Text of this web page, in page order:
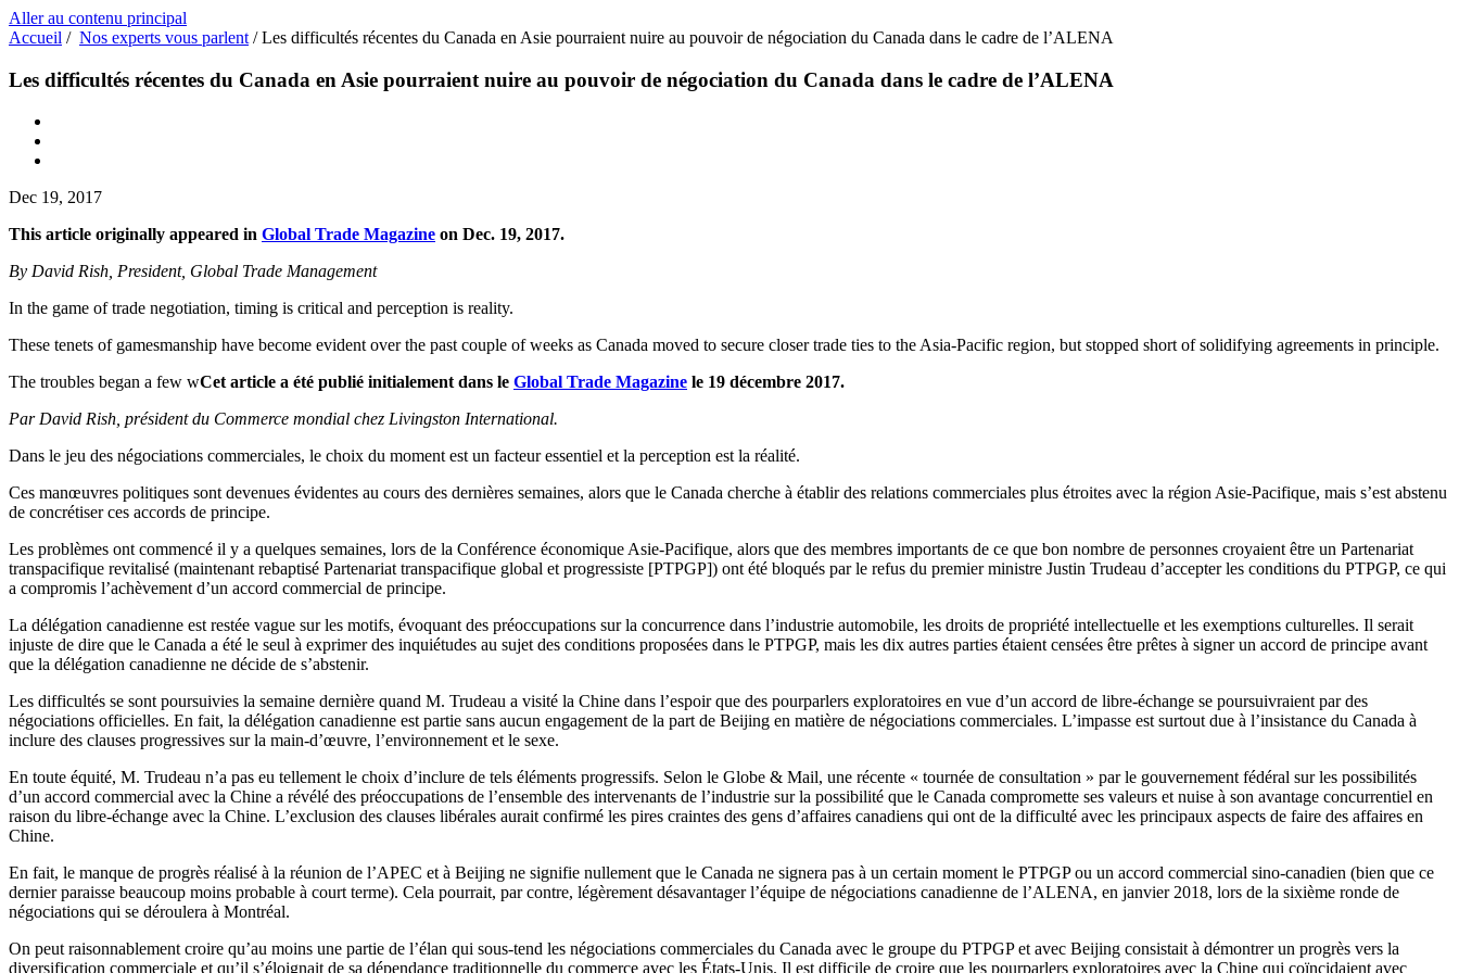
Aller au contenu principal
Accueil / Nos experts vous parlent /Les difficultés récentes du Canada en Asie pourraient nuire au pouvoir de négociation du Canada dans le cadre de l’ALENA
Les difficultés récentes du Canada en Asie pourraient nuire au pouvoir de négociation du Canada dans le cadre de l’ALENA
Dec 19, 2017
This article originally appeared in Global Trade Magazine on Dec. 19, 2017.
By David Rish, President, Global Trade Management
In the game of trade negotiation, timing is critical and perception is reality.
These tenets of gamesmanship have become evident over the past couple of weeks as Canada moved to secure closer trade ties to the Asia-Pacific region, but stopped short of solidifying agreements in principle.
The troubles began a few wCet article a été publié initialement dans le Global Trade Magazine le 19 décembre 2017.
Par David Rish, président du Commerce mondial chez Livingston International.
Dans le jeu des négociations commerciales, le choix du moment est un facteur essentiel et la perception est la réalité.
Ces manœuvres politiques sont devenues évidentes au cours des dernières semaines, alors que le Canada cherche à établir des relations commerciales plus étroites avec la région Asie-Pacifique, mais s’est abstenu
de concrétiser ces accords de principe.
Les problèmes ont commencé il y a quelques semaines, lors de la Conférence économique Asie-Pacifique, alors que des membres importants de ce que bon nombre de personnes croyaient être un Partenariat
transpacifique revitalisé (maintenant rebaptisé Partenariat transpacifique global et progressiste [PTPGP]) ont été bloqués par le refus du premier ministre Justin Trudeau d’accepter les conditions du PTPGP, ce qui
a compromis l’achèvement d’un accord commercial de principe.
La délégation canadienne est restée vague sur les motifs, évoquant des préoccupations sur la concurrence dans l’industrie automobile, les droits de propriété intellectuelle et les exemptions culturelles. Il serait
injuste de dire que le Canada a été le seul à exprimer des inquiétudes au sujet des conditions proposées dans le PTPGP, mais les dix autres parties étaient censées être prêtes à signer un accord de principe avant
que la délégation canadienne ne décide de s’abstenir.
Les difficultés se sont poursuivies la semaine dernière quand M. Trudeau a visité la Chine dans l’espoir que des pourparlers exploratoires en vue d’un accord de libre-échange se poursuivraient par des
négociations officielles. En fait, la délégation canadienne est partie sans aucun engagement de la part de Beijing en matière de négociations commerciales. L’impasse est surtout due à l’insistance du Canada à
inclure des clauses progressives sur la main-d’œuvre, l’environnement et le sexe.
En toute équité, M. Trudeau n’a pas eu tellement le choix d’inclure de tels éléments progressifs. Selon le Globe & Mail, une récente « tournée de consultation » par le gouvernement fédéral sur les possibilités
d’un accord commercial avec la Chine a révélé des préoccupations de l’ensemble des intervenants de l’industrie sur la possibilité que le Canada compromette ses valeurs et nuise à son avantage concurrentiel en
raison du libre-échange avec la Chine. L’exclusion des clauses libérales aurait confirmé les pires craintes des gens d’affaires canadiens qui ont de la difficulté avec les principaux aspects de faire des affaires en
Chine.
En fait, le manque de progrès réalisé à la réunion de l’APEC et à Beijing ne signifie nullement que le Canada ne signera pas à un certain moment le PTPGP ou un accord commercial sino-canadien (bien que ce
dernier paraisse beaucoup moins probable à court terme). Cela pourrait, par contre, légèrement désavantager l’équipe de négociations canadienne de l’ALENA, en janvier 2018, lors de la sixième ronde de
négociations qui se déroulera à Montréal.
On peut raisonnablement croire qu’au moins une partie de l’élan qui sous-tend les négociations commerciales du Canada avec le groupe du PTPGP et avec Beijing consistait à démontrer un progrès vers la
diversification commerciale et qu’il s’éloignait de sa dépendance traditionnelle du commerce avec les États-Unis. Il est difficile de croire que les pourparlers exploratoires avec la Chine qui coïncidaient avec